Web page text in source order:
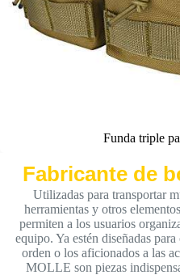
Fabricante de
Utilizadas para transportar
herramientas y otros
permiten a los usuarios
equipo. Ya estén diseñadas
orden o los aficionados a las
MOLLE son piezas
Funda triple